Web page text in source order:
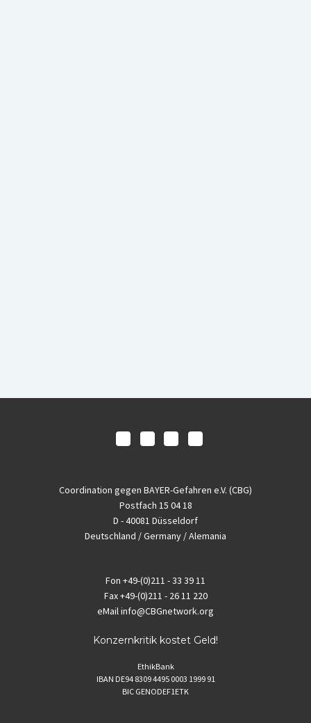
Coordination gegen BAYER-Gefahren e.V. (CBG)
Postfach 15 04 18
D - 40081 Düsseldorf
Deutschland / Germany / Alemania
Fon +49-(0)211 - 33 39 11
Fax+49-(0)211 - 26 11 220
eMailinfo@CBGnetwork.org
Konzernkritik kostet Geld!
EthikBank
IBAN DE94 8309 4495 0003 1999 91
BIC GENODEF1ETK